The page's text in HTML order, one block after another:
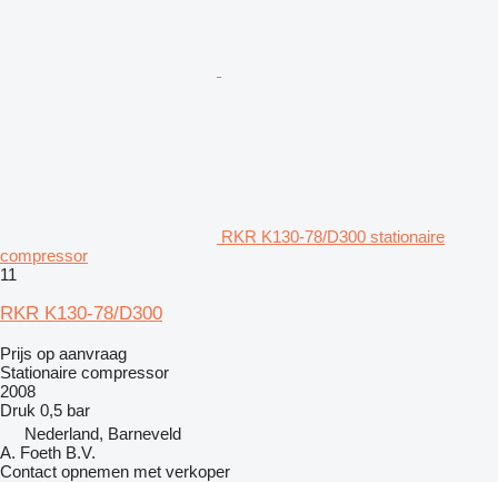
RKR K130-78/D300 stationaire
compressor
11
RKR K130-78/D300
Prijs op aanvraag
Stationaire compressor
2008
Druk 0,5 bar
Nederland, Barneveld
A. Foeth B.V.
Contact opnemen met verkoper